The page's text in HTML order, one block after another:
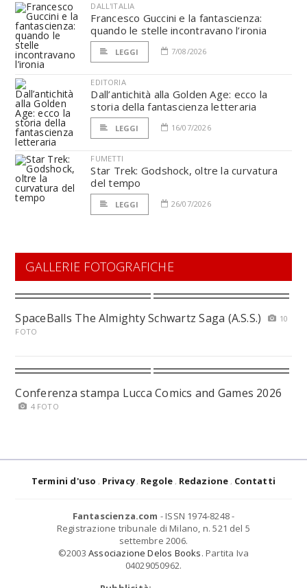
DALL'ITALIA
Francesco Guccini e la fantascienza:
quando le stelle incontravano l’ironia
LEGGI 7/08/2026
EDITORIA
Dall’antichità alla Golden Age: ecco la
storia della fantascienza letteraria
LEGGI 16/07/2026
FUMETTI
Star Trek: Godshock, oltre la curvatura
del tempo
LEGGI 26/07/2026
GALLERIE FOTOGRAFICHE
SpaceBalls The Almighty Schwartz Saga (A.S.S.)
10
FOTO
Conferenza stampa Lucca Comics and Games 2026
4 FOTO
Termini d'uso Privacy Regole Redazione Contatti
Fantascienza.com - ISSN 1974-8248 -
Registrazione tribunale di Milano, n. 521 del 5
settembre 2006.
©2003 Associazione Delos Books. Partita Iva
04029050962.